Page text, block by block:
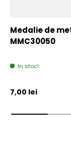
Medalie de
MMC30050
In stoc!
Pret initial
7,00 lei